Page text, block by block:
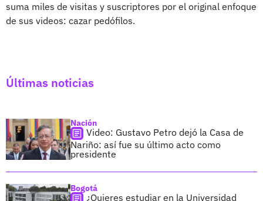
suma miles de visitas y suscriptores por el original enfoque
de sus videos: cazar pedófilos.
Últimas noticias
Nación
Video: Gustavo Petro dejó la Casa de
Nariño: así fue su último acto como
presidente
Bogotá
¿Quieres estudiar en la Universidad